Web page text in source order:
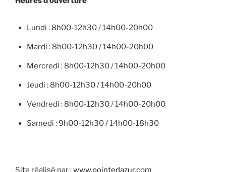
Lundi : 8h00-12h30 / 14h00-20h00
Mardi : 8h00-12h30 / 14h00-20h00
Mercredi : 8h00-12h30 / 14h00-20h00
Jeudi : 8h00-12h30 / 14h00-20h00
Vendredi : 8h00-12h30 / 14h00-20h00
Samedi : 9h00-12h30 / 14h00-18h30
Site réalisé par :www.pointedazur.com